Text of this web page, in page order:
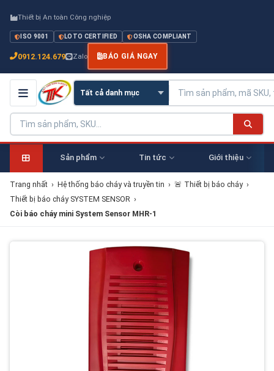
Thiết bị An toàn Công nghiệp
ISO 9001 LOTO CERTIFIED OSHA COMPLIANT
0912.124.679 Zalo BÁO GIÁ NGAY
Sản phẩm Tin tức Giới thiệu
Trang nhất › Hệ thống báo cháy và truyền tin › 🚨 Thiết bị báo cháy ›
Thiết bị báo cháy SYSTEM SENSOR ›
Còi báo cháy mini System Sensor MHR-1